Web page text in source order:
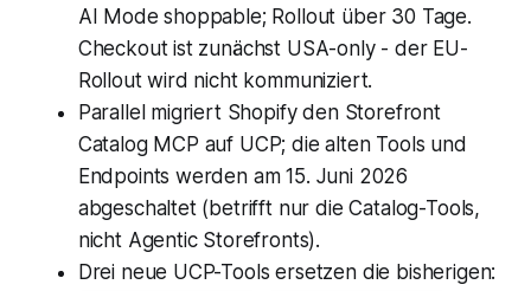
AI Mode shoppable; Rollout über 30 Tage.
Checkout ist zunächst USA-only - der EU-
Rollout wird nicht kommuniziert.
Parallel migriert Shopifyden Storefront
Catalog MCP auf UCP; die alten Tools und
Endpoints werden am 15. Juni 2026
abgeschaltet (betrifft nur die Catalog-Tools,
nicht Agentic Storefronts).
Drei neue UCP-Tools ersetzen die bisherigen: